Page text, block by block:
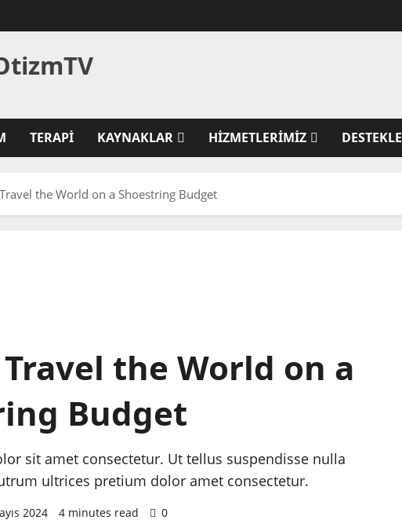
TERAPI KAYNAKLAR HIZMETLERIMIZ DESTEKLE
the World on a Shoestring Budget
the World on a
Budget
sit amet consectetur. Ut tellus suspendisse nulla
ultrices pretium dolor amet consectetur.
2024 4 minutes read 0